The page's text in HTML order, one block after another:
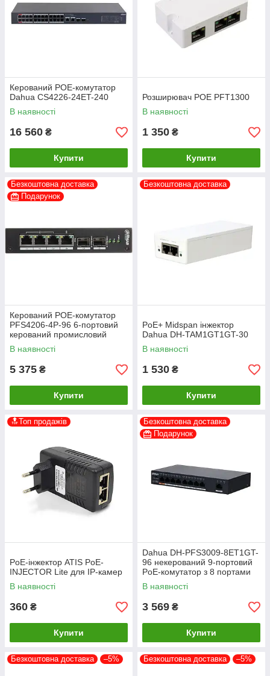
Керований POE-комутатор
Dahua CS4226-24ET-240
В наявності
16 560 ₴
Купити
Розширювач POE PFT1300
В наявності
1 350 ₴
Купити
Безкоштовна доставка
Подарунок
Керований POE-комутатор
PFS4206-4P-96 6-портовий
керований промисловий
В наявності
5 375 ₴
Купити
Безкоштовна доставка
PoE+ Midspan інжектор
Dahua DH-TAM1GT1GT-30
В наявності
1 530 ₴
Купити
🔝Топ продажів
PoE-інжектор ATIS PoE-
INJECTOR Lite для IP-камер
В наявності
360 ₴
Купити
Безкоштовна доставка
Подарунок
Dahua DH-PFS3009-8ET1GT-
96 некерований 9-портовий
PoE-комутатор з 8 портами
PoE
В наявності
3 569 ₴
Купити
Безкоштовна доставка –5% Безкоштовна доставка –5%